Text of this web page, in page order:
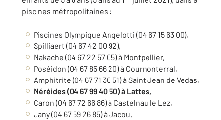
piscines métropolitaines :
Piscines Olympique Angelotti (04 67 15 63 00),
Spilliaert (04 67 42 00 92),
Nakache (04 67 22 57 05) à Montpellier,
Poséidon (04 67 85 66 20) à Cournonterral,
Amphitrite (04 67 71 30 51) à Saint Jean de Vedas,
Néréides (04 67 99 40 50) à Lattes,
Caron (04 67 72 66 86) à Castelnau le Lez,
Jany (04 67 59 26 85) à Jacou,